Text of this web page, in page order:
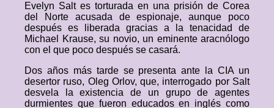
Evelyn Salt es torturada en una prisión de Corea
del Norte acusada de espionaje, aunque poco
después es liberada gracias a la tenacidad de
Michael Krause, su novio, un eminente aracnólogo
con el que poco después se casará.
Dos años más tarde se presenta ante la CIA un
desertor ruso, Oleg Orlov, que, interrogado por Salt
desvela la existencia de un grupo de agentes
durmientes que fueron educados en inglés como